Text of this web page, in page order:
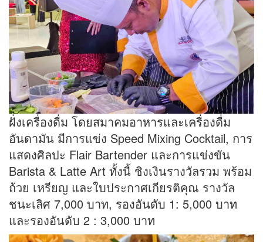
ฝั่งเครื่องดื่ม โดยสมาคมอาหารและเครื่องดื่ม
อันดามัน มีการแข่ง Speed Mixing Cocktail, การ
แสดงศิลปะ Flair Bartender และการแข่งขัน
Barista & Latte Art ทั้งนี้ ชิงเงินรางวัลรวม พร้อม
ถ้วย เหรียญ และใบประกาศเกียรติคุณ รางวัล
ชนะเลิศ 7,000 บาท, รองอันดับ 1: 5,000 บาท
และรองอันดับ 2 : 3,000 บาท